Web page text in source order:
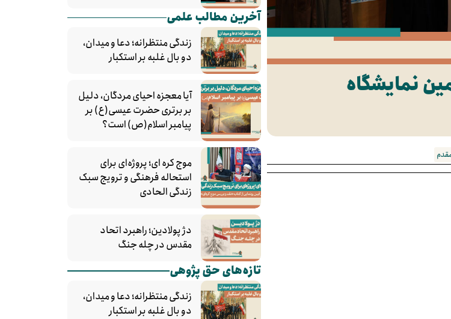
نمایشگاه
آخرین مطالب علمی
زندگی منتظرانه؛ دعا و میدان،
دو بال غلبه بر استکبار
آیا معجزه احیای مردگان، دلیل
بر برتری حضرت عیسی(ع) بر
پیامبر اسلام(ص) است؟
موج کره‌ ای؛ پروژه‌ای برای
استحاله فرهنگی و ترویج سبک
زندگی الحادی
دژ پولادین؛ راهبرد اتحاد
مقدس در چله جنگ
تازه‌های حق پژوهی
زندگی منتظرانه؛ دعا و میدان،
دو بال غلبه بر استکبار